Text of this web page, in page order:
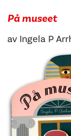
På museet
av Ingela P